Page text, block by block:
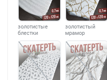
золотистые
блестки
золотистый
мрамор